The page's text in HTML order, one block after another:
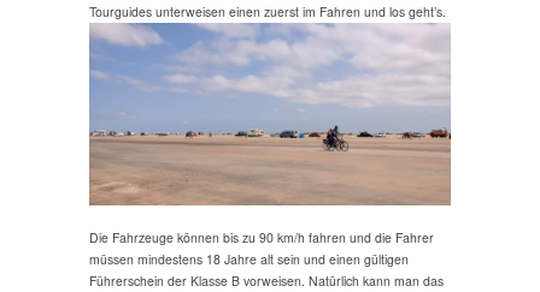
Tourguides unterweisen einen zuerst im Fahren und los geht’s.
Die Fahrzeuge können bis zu 90 km/h fahren und die Fahrer
müssen mindestens 18 Jahre alt sein und einen gültigen
Führerschein der Klasse B vorweisen. Natürlich kann man das